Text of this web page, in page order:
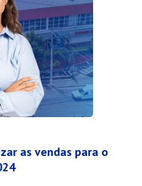
as vendas para o